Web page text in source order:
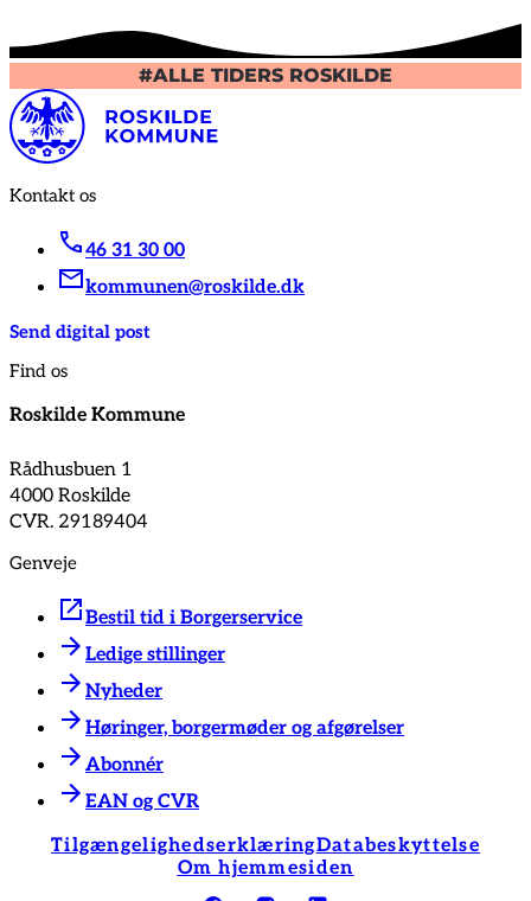
#ALLE TIDERS ROSKILDE
Kontakt os
46 31 30 00
kommunen@roskilde.dk
Send digital post
Find os
Roskilde Kommune
Rådhusbuen 1
4000 Roskilde
CVR. 29189404
Genveje
Bestil tid i Borgerservice
Ledige stillinger
Nyheder
Høringer, borgermøder og afgørelser
Abonnér
EAN og CVR
TilgængelighedserklæringDatabeskyttelse
Om hjemmesiden